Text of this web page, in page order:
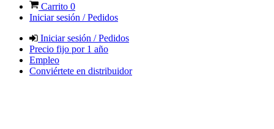
Carrito 0
Iniciar sesión / Pedidos
Iniciar sesión / Pedidos
Precio fijo por 1 año
Empleo
Conviértete en distribuidor